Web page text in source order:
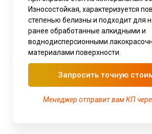
Износостойкая, характеризуется
степенью белизны и подходит для
ранее обработанные алкидными и
воднодисперсионными
материалами поверхности.
Запросить точную
Менеджер отправит вам КП